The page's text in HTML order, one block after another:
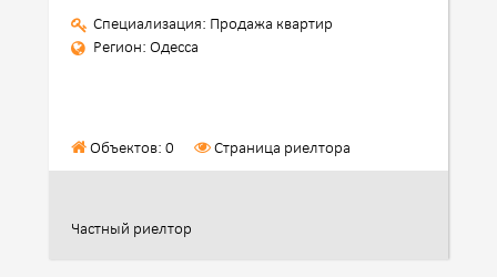
Специализация: Продажа квартир
Регион: Одесса
Объектов: 0 Страница риелтора
Частный риелтор